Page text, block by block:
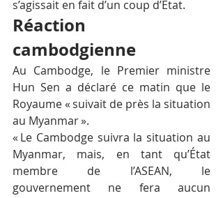
s’agissait en fait d’un coup d’État.
Réaction
cambodgienne
Au Cambodge, le Premier ministre
Hun Sen a déclaré ce matin que le
Royaume « suivait de près la situation
au Myanmar ».
« Le Cambodge suivra la situation au
Myanmar, mais, en tant qu’État
membre de l’ASEAN, le
gouvernement ne fera aucun